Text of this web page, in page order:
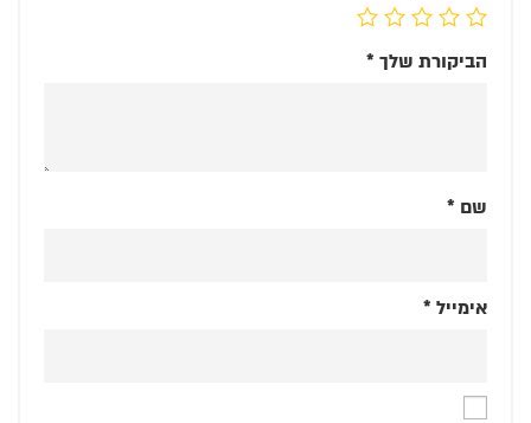
הביקורת שלך *
שם *
אימייל *